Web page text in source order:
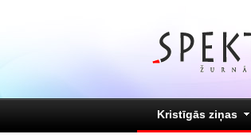
Kristīgās ziņas